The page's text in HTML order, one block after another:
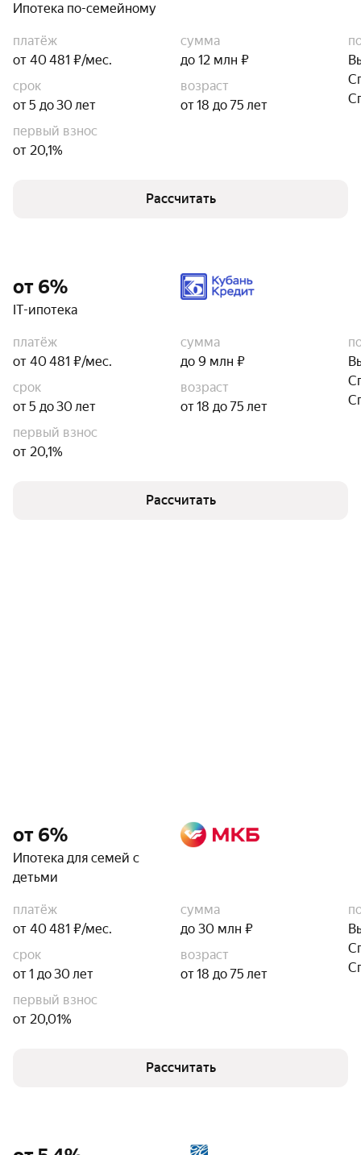
Ипотека по-семейному
платёж
от 40 481 ₽/мес.
сумма
до 12 млн ₽
срок
от 5 до 30 лет
возраст
от 18 до 75 лет
первый взнос
от 20,1%
Рассчитать
от 6%
IT-ипотека
платёж
от 40 481 ₽/мес.
сумма
до 9 млн ₽
срок
от 5 до 30 лет
возраст
от 18 до 75 лет
первый взнос
от 20,1%
Рассчитать
от 6%
Ипотека для семей с
детьми
платёж
от 40 481 ₽/мес.
сумма
до 30 млн ₽
срок
от 1 до 30 лет
возраст
от 18 до 75 лет
первый взнос
от 20,01%
Рассчитать